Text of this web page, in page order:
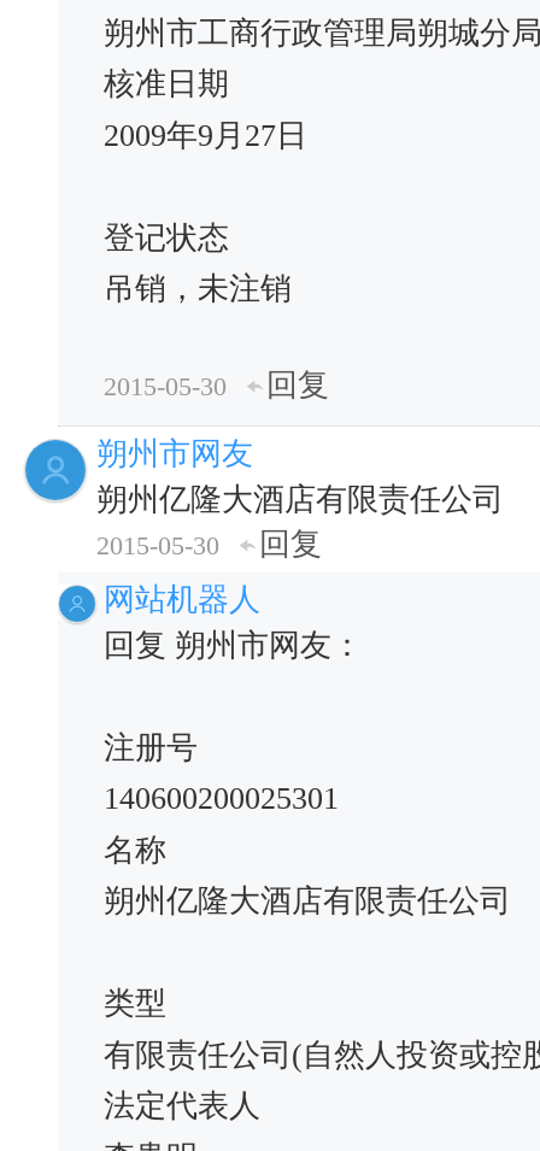
朔州市工商行政管理局朔城分
核准日期
2009年9月27日
登记状态
吊销，未注销
2015-05-30
回复
朔州市网友
朔州亿隆大酒店有限责任公司
2015-05-30
回复
网站机器人
回复 朔州市网友：
注册号
140600200025301
名称
朔州亿隆大酒店有限责任公司
类型
有限责任公司(自然人投资或控
法定代表人